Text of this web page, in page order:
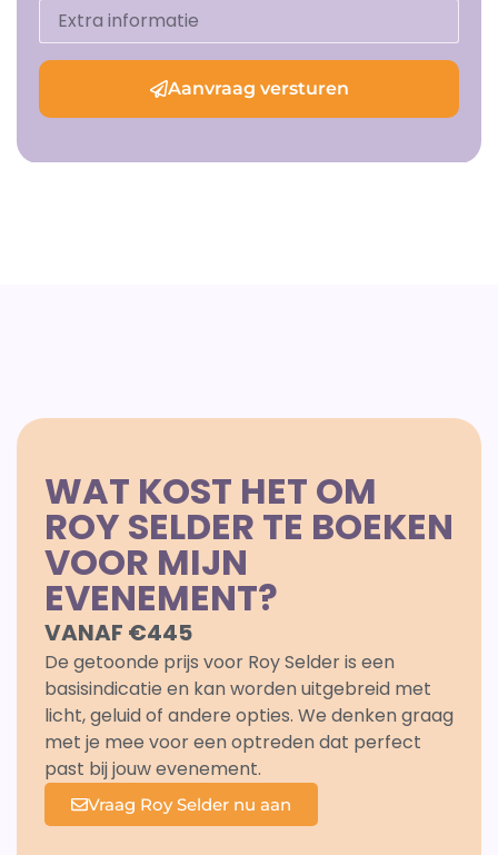
Aanvraag versturen
WAT KOST HET OM
ROY SELDER TE BOEKEN
VOOR MIJN
EVENEMENT?
VANAF €445
De getoonde prijs voor Roy Selder is een
basisindicatie en kan worden uitgebreid met
licht, geluid of andere opties. We denken graag
met je mee voor een optreden dat perfect
past bij jouw evenement.
Vraag Roy Selder nu aan